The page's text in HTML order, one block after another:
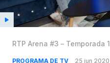
RTP Arena #3 – Temporada 1
PROGRAMA DE TV 25 jun 2020